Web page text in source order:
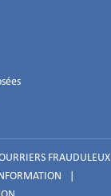
FRAUDULEUX